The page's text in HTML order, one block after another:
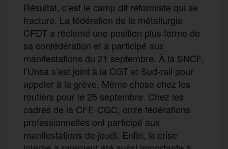
Résultat, c’est le camp dit réformiste qui se
fracture. La fédération de la métallurgie
CFDT a réclamé une position plus ferme de
sa confédération et a participé aux
manifestations du 21 septembre. À la SNCF,
l’Unsa s’est joint à la CGT et Sud-rail pour
appeler à la grève. Même chose chez les
routiers pour le 25 septembre. Chez les
cadres de la CFE-CGC, onze fédérations
professionnelles ont participé aux
manifestations de jeudi. Enfin, la crise